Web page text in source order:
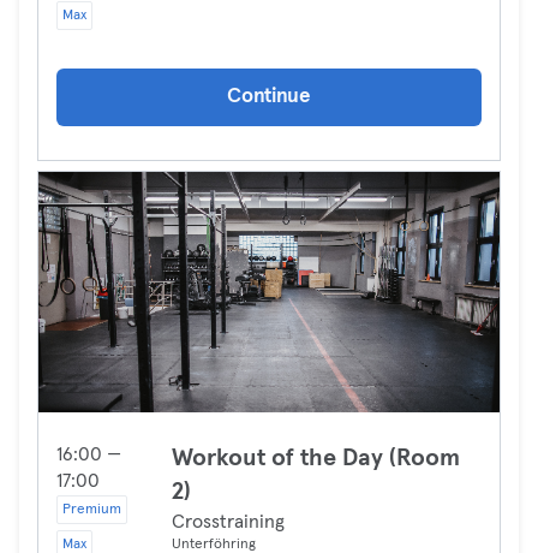
Max
Continue
16:00 —
17:00
Premium
Max
Workout of the Day (Room
2)
Crosstraining
Unterföhring